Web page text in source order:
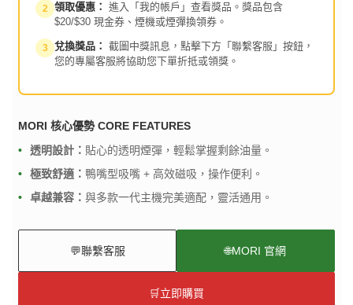
2 領取優惠： 進入「我的帳戶」查看獎品。獎品包含
$20/$30 現金券、煙機或煙彈換領券。
3 兌換獎品： 截圖中獎訊息，點擊下方「聯繫客服」按鈕，
您的專屬客服將協助您下單折抵或領獎。
MORI 核心優勢 CORE FEATURES
透明設計： 貼心的透明煙彈，輕鬆掌握剩餘油量。
極致舒適： 鴨嘴型吸嘴 + 高效磁吸，操作便利。
卓越兼容：與多款一代主機完美適配，靈活通用。
💬聯繫客服 🌐MORI 官網
🛒立即購買